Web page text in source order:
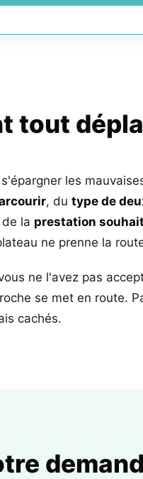
tout
les
, du type de
la prestation
ne prenne la
ne l'avez pas
se met en route.
cachés.